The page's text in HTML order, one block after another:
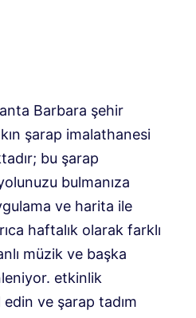
Barbara şehir
şarap imalathanesi
bu şarap
bulmanıza
ve harita ile
haftalık olarak farklı
müzik ve başka
etkinlik
edin ve şarap tadım